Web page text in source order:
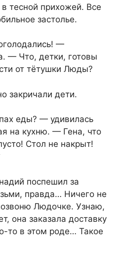
тесной прихожей. Все
застолье.
—
— Что, детки, готовы
от тётушки Люды?
закричали дети.
еды? — удивилась
на кухню. — Гена, что
Стол не накрыт!
поспешил за
правда… Ничего не
Людочке. Узнаю,
она заказала доставку
то в этом роде… Такое